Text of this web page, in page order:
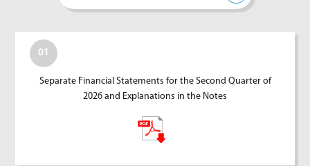
01
Separate Financial Statements for the Second Quarter of
2026 and Explanations in the Notes